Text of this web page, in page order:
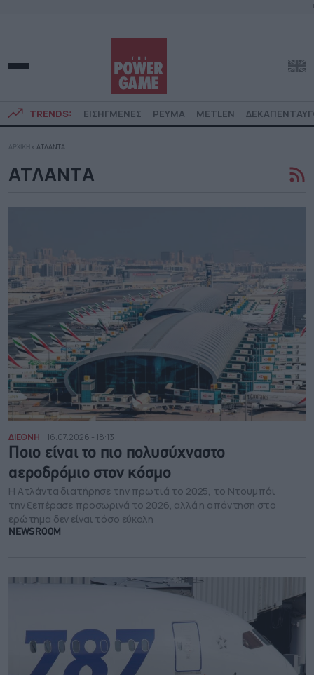
TRENDS: ΕΙΣΗΓΜΕΝΕΣ ΡΕΥΜΑ METLEN
ΑΡΧΙΚΗ » ΑΤΛΑΝΤΑ
ΑΤΛΑΝΤΑ
ΔΙΕΘΝΗ 16.07.2026 - 18:13
Ποιο είναι το πιο πολυσύχναστο
αεροδρόμιο στον κόσμο
Η Ατλάντα διατήρησε την πρωτιά το 2025, το Ντουμπάι
την ξεπέρασε προσωρινά το 2026, αλλά η απάντηση στο
ερώτημα δεν είναι τόσο εύκολη
NEWSROOM